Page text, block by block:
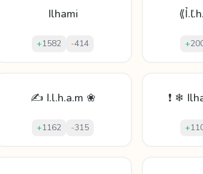
Ilhami
+1582 -414 +
✍ I.l.h.a.m ❀
+1162 -315
❗ ❄
+